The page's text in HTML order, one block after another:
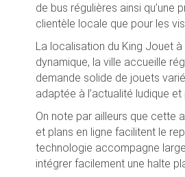
de bus régulières ainsi
clientèle locale que pour les
La localisation du King Jouet
dynamique, la ville accueille
demande solide de jouets
adaptée à l’actualité ludique et
On note par ailleurs que cette
et plans en ligne facilitent le
technologie accompagne
intégrer facilement une halte